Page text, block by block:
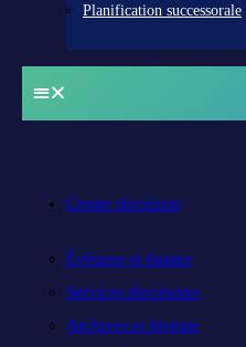
Planification successorale
Centre diocésain
Évêques et équipe
Services diocésains
Archives et histoire